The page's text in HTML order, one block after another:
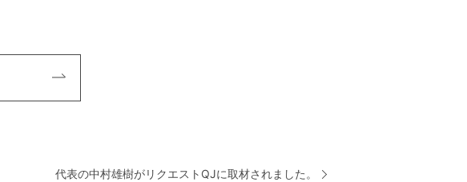
代表の中村雄樹がリクエストQJに取材されました。